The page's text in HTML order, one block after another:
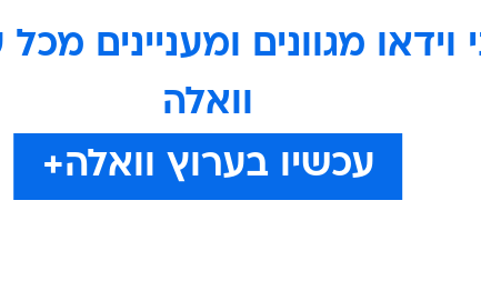
מגוונים ומעניינים
וואלה
עכשיו בערוץ וואלה+